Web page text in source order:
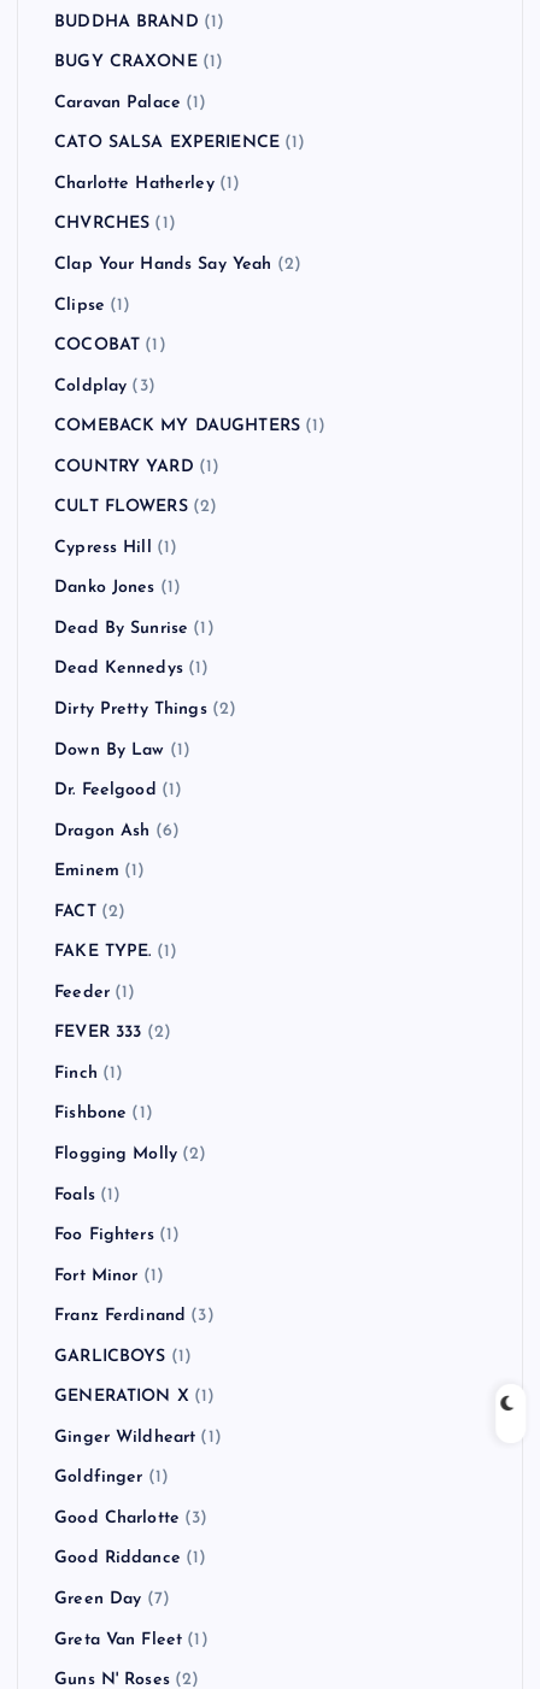
BUDDHA BRAND (1)
BUGY CRAXONE(1)
Caravan Palace (1)
CATO SALSA EXPERIENCE (1)
Charlotte Hatherley(1)
CHVRCHES (1)
Clap Your Hands Say Yeah (2)
Clipse (1)
COCOBAT (1)
Coldplay (3)
COMEBACK MY DAUGHTERS (1)
COUNTRY YARD (1)
CULT FLOWERS(2)
Cypress Hill (1)
Danko Jones (1)
Dead By Sunrise (1)
Dead Kennedys(1)
Dirty Pretty Things(2)
Down By Law (1)
Dr. Feelgood (1)
Dragon Ash (6)
Eminem (1)
FACT(2)
FAKE TYPE. (1)
Feeder(1)
FEVER 333 (2)
Finch (1)
Fishbone (1)
Flogging Molly (2)
Foals(1)
Foo Fighters(1)
Fort Minor (1)
Franz Ferdinand (3)
GARLICBOYS (1)
GENERATION X (1)
Ginger Wildheart (1)
Goldfinger (1)
Good Charlotte (3)
Good Riddance (1)
Green Day (7)
Greta Van Fleet (1)
Guns N' Roses(2)